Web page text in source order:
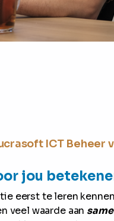
ICT Beheer
jou
eerst te leren
veel waarde aan